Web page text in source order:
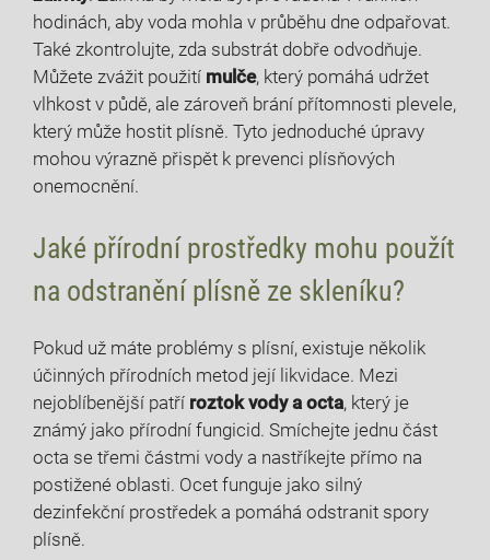
hodinách, aby voda mohla v průběhu⁤ dne odpařovat.
Také zkontrolujte, zda substrát dobře odvodňuje.
Můžete zvážit použití mulče, který pomáhá udržet
vlhkost v půdě, ale zároveň brání přítomnosti plevele,
který může hostit plísně. Tyto ​jednoduché úpravy
mohou výrazně přispět k prevenci plísňových
onemocnění.
Jaké přírodní prostředky mohu ⁣použít
na odstranění plísně ze skleníku?
Pokud⁣ už máte problémy s plísní, existuje několik
účinných přírodních metod‌ její likvidace. Mezi
nejoblíbenější​ patří roztok vody a octa,​ který je
známý ‌jako přírodní fungicid. Smíchejte jednu část
octa se třemi částmi vody a nastříkejte přímo na
postižené oblasti. Ocet funguje jako silný
dezinfekční prostředek a pomáhá odstranit spory
plísně.